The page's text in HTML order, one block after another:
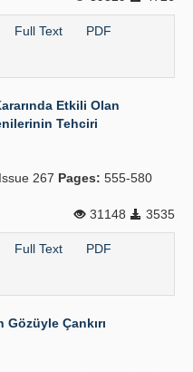
Full Text PDF
Etkili Olan
Tehciri
267 Pages: 555-580
31148
3535
Full Text PDF
Gözüyle Çankırı